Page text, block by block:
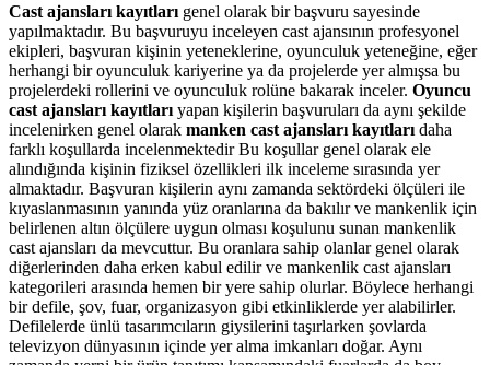
Cast ajansları kayıtları genel olarak bir başvuru sayesinde
yapılmaktadır. Bu başvuruyu inceleyen cast ajansının profesyonel
ekipleri, başvuran kişinin yeteneklerine, oyunculuk yeteneğine, eğer
herhangi bir oyunculuk kariyerine ya da projelerde yer almışsa bu
projelerdeki rollerini ve oyunculuk rolüne bakarak inceler. Oyuncu
cast ajansları kayıtları yapan kişilerin başvuruları da aynı şekilde
incelenirken genel olarak manken cast ajansları kayıtları daha
farklı koşullarda incelenmektedir Bu koşullar genel olarak ele
alındığında kişinin fiziksel özellikleri ilk inceleme sırasında yer
almaktadır. Başvuran kişilerin aynı zamanda sektördeki ölçüleri ile
kıyaslanmasının yanında yüz oranlarına da bakılır ve mankenlik için
belirlenen altın ölçülere uygun olması koşulunu sunan mankenlik
cast ajansları da mevcuttur. Bu oranlara sahip olanlar genel olarak
diğerlerinden daha erken kabul edilir ve mankenlik cast ajansları
kategorileri arasında hemen bir yere sahip olurlar. Böylece herhangi
bir defile, şov, fuar, organizasyon gibi etkinliklerde yer alabilirler.
Defilelerde ünlü tasarımcıların giysilerini taşırlarken şovlarda
televizyon dünyasının içinde yer alma imkanları doğar. Aynı